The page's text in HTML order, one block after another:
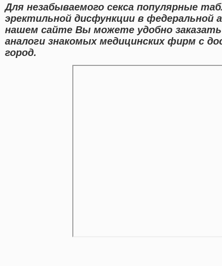
Для незабываемого секса популярные
эректильной дисфункции в федеральной
нашем сайте Вы можете удобно
аналоги знакомых медицинских фирм с
город.